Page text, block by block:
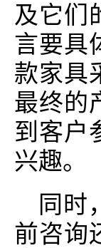
及它们
言要具
款家具
最终的
到客户
兴趣。
同时
前咨询